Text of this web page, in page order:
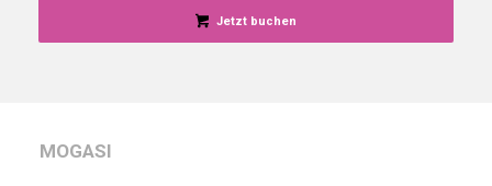
Jetzt buchen
MOGASI